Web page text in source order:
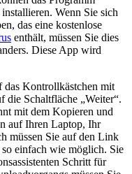
Wenn Sie sich
das eine kostenlose
enthält, müssen Sie dies
Diese App wird
das Kontrollkästchen mit
die Schaltfläche „Weiter“.
mit dem Kopieren und
auf Ihren Laptop, Ihr
müssen Sie auf den Link
einfach wie möglich. Sie
Schritt für